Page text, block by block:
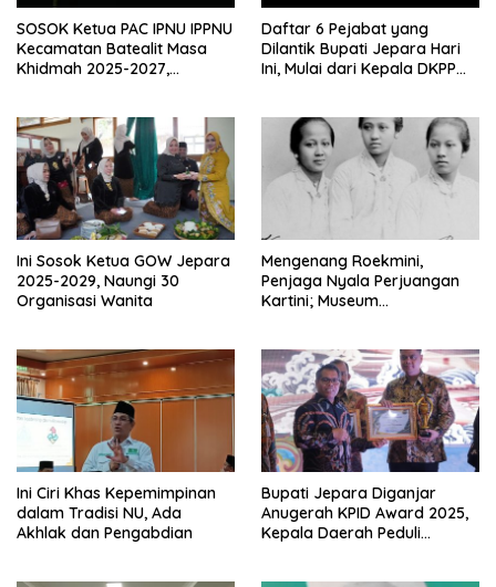
SOSOK Ketua PAC IPNU IPPNU
Kecamatan Batealit Masa
Khidmah 2025-2027,
Daftar 6 Pejabat yang
Dilantik Bupati Jepara Hari
Ini, Mulai dari Kepala DKPP
Ini Sosok Ketua GOW Jepara
2025-2029, Naungi 30
Organisasi Wanita
Mengenang Roekmini,
Penjaga Nyala Perjuangan
Kartini; Museum
Ini Ciri Khas Kepemimpinan
dalam Tradisi NU, Ada
Akhlak dan Pengabdian
Bupati Jepara Diganjar
Anugerah KPID Award 2025,
Kepala Daerah Peduli